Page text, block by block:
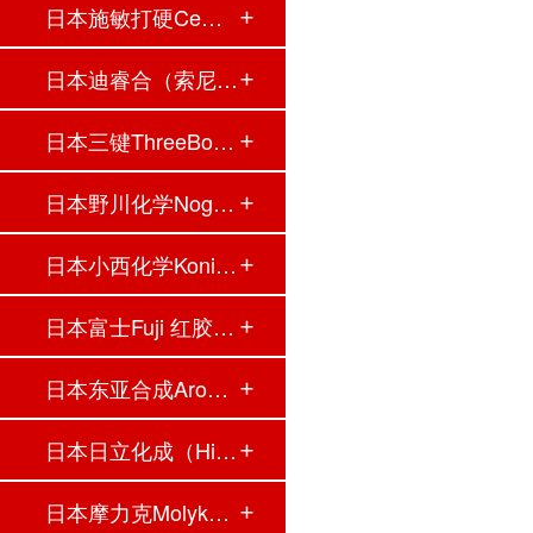
日本施敏打硬Cemed…
日本迪睿合（索尼）…
日本三键ThreeBond…
日本野川化学Nogaw…
日本小西化学Konis…
日本富士Fuji 红胶…
日本东亚合成Aron …
日本日立化成（Hit…
日本摩力克Molykot…